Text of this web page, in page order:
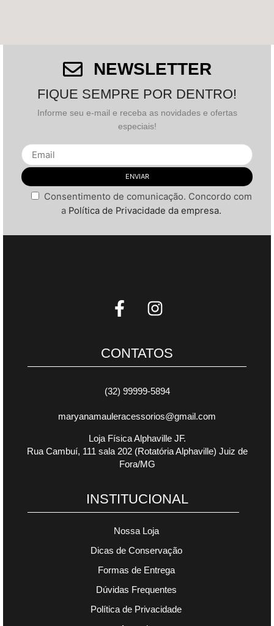
NEWSLETTER
FIQUE SEMPRE POR DENTRO!
Informe seu e-mail e receba as novidades e ofertas
especiais!
Consentimento de comunicação. Concordo com
a Política de Privacidade da empresa.
CONTATOS
(32) 99999-5894
maryanamauleracessorios@gmail.com
Loja Física Alphaville JF.
Rua Cambuí, 111 sala 202 (Rotatória Alphaville) Juiz de
Fora/MG
INSTITUCIONAL
Nossa Loja
Dicas de Conservação
Formas de Entrega
Dúvidas Frequentes
Política de Privacidade